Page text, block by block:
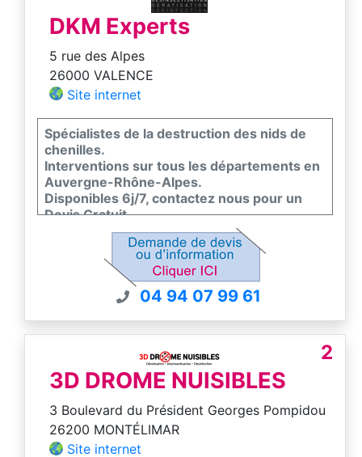
DKM Experts
5 rue des Alpes
26000 VALENCE
Site internet
Spécialistes de la destruction des nids de
chenilles.
Interventions sur tous les départements en
Auvergne-Rhône-Alpes.
Disponibles 6j/7, contactez nous pour un
Devis Gratuit.
Toutes nos interventions sont garanties.
La société DKM Experts est certifiée en
conformité avec la norme EN 16636, seul
standard européen de qualité dans la lutte
contre les nuisibles.04 94 07 99 61
2
3D DROME NUISIBLES
3 Boulevard du Président Georges Pompidou
26200 MONTÉLIMAR
Site internet